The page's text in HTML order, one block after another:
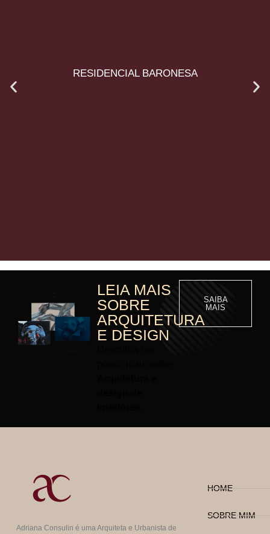
RESIDENCIAL BARONESA
LEIA MAIS
SOBRE
ARQUITETURA
E DESIGN
SAIBA
MAIS
Adriana Consulin é uma Arquiteta e Urbanista de
HOME
SOBRE MIM